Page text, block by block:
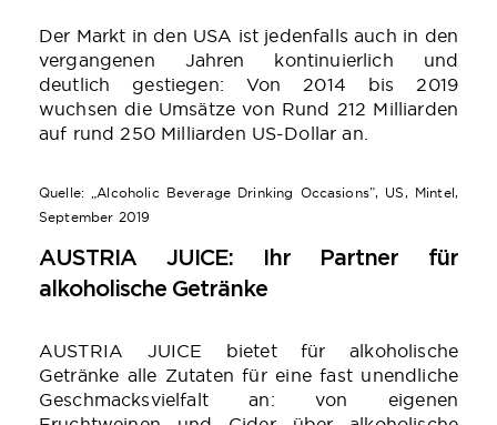
Der Markt in den USA ist jedenfalls auch in den
vergangenen Jahren kontinuierlich und
deutlich gestiegen: Von 2014 bis 2019
wuchsen die Umsätze von Rund 212 Milliarden
auf rund 250 Milliarden US-Dollar an.
Quelle: „Alcoholic Beverage Drinking Occasions”, US, Mintel,
September 2019
AUSTRIA JUICE: Ihr Partner für
alkoholische Getränke
AUSTRIA JUICE bietet für alkoholische
Getränke alle Zutaten für eine fast unendliche
Geschmacksvielfalt an: von eigenen